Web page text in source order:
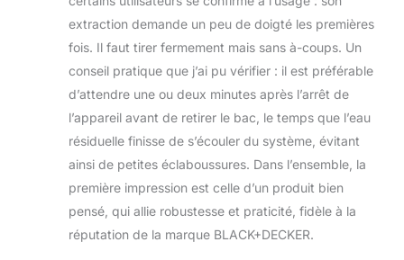
extraction demande un peu de doigté les premières
fois. Il faut tirer fermement mais sans à-coups. Un
conseil pratique que j’ai pu vérifier : il est préférable
d’attendre une ou deux minutes après l’arrêt de
l’appareil avant de retirer le bac, le temps que l’eau
résiduelle finisse de s’écouler du système, évitant
ainsi de petites éclaboussures. Dans l’ensemble, la
première impression est celle d’un produit bien
pensé, qui allie robustesse et praticité, fidèle à la
réputation de la marque BLACK+DECKER.